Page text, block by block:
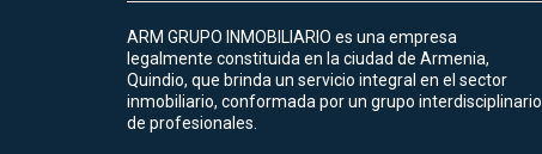
ARM GRUPO INMOBILIARIO es una empresa
legalmente constituida en la ciudad de Armenia,
Quindio, que brinda un servicio integral en el sector
inmobiliario, conformada por un grupo interdisciplinario
de profesionales.